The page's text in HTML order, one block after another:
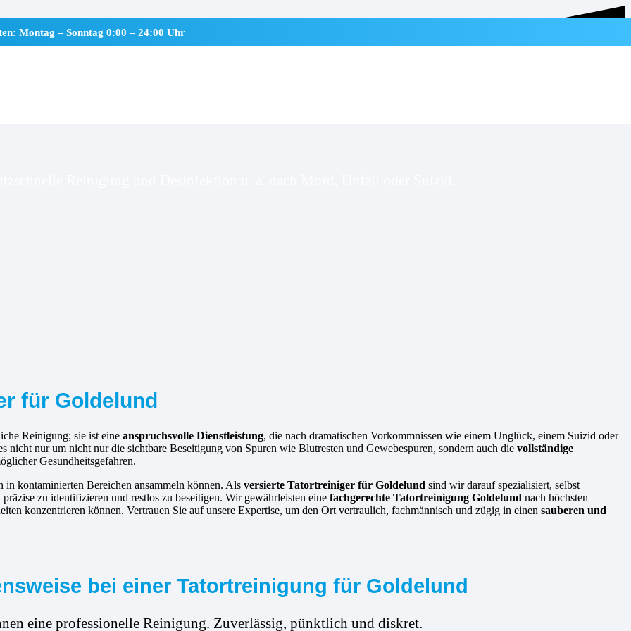
Montag – Sonntag 0:00 – 24:00 Uhr
Reinigung und Desinfektion u. a. nach Mord, Unfall oder Suizid.
für Goldelund
Reinigung; sie ist eine anspruchsvolle Dienstleistung, die nach dramatischen Vorkommnissen wie einem Unglück, einem Suizid oder
nicht nur um nicht nur die sichtbare Beseitigung von Spuren wie Blutresten und Gewebespuren, sondern auch die vollständige
Gesundheitsgefahren.
kontaminierten Bereichen ansammeln können. Als versierte Tatortreiniger für Goldelund sind wir darauf spezialisiert, selbst
zu identifizieren und restlos zu beseitigen. Wir gewährleisten eine fachgerechte Tatortreinigung Goldelund nach höchsten
konzentrieren können. Vertrauen Sie auf unsere Expertise, um den Ort vertraulich, fachmännisch und zügig in einen sauberen und
bei einer Tatortreinigung für Goldelund
eine professionelle Reinigung. Zuverlässig, pünktlich und diskret.